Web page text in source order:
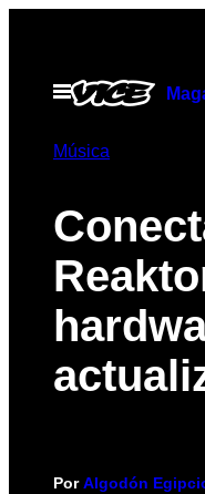
contenido
Abrir
Menú
Música
PorAlgodón